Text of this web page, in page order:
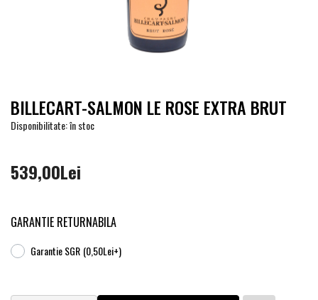
BILLECART-SALMON LE ROSE EXTRA BRUT
Disponibilitate: în stoc
539,00Lei
GARANTIE RETURNABILA
Garantie SGR (0,50Lei+)